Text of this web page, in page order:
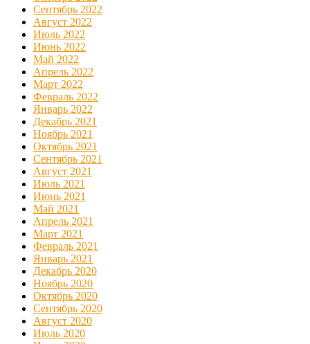
Сентябрь 2022
Август 2022
Июль 2022
Июнь 2022
Май 2022
Апрель 2022
Март 2022
Февраль 2022
Январь 2022
Декабрь 2021
Ноябрь 2021
Октябрь 2021
Сентябрь 2021
Август 2021
Июль 2021
Июнь 2021
Май 2021
Апрель 2021
Март 2021
Февраль 2021
Январь 2021
Декабрь 2020
Ноябрь 2020
Октябрь 2020
Сентябрь 2020
Август 2020
Июль 2020